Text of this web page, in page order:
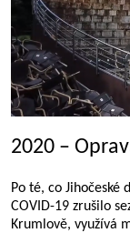
2020 –
Po té, co
COVID-19 zrušilo
Krumlově, využívá